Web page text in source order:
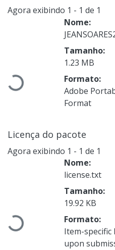
Agora exibindo 1 - 1 de 1
Carregando...
Nome:
Tamanho:
1.23 MB
Formato:
Adobe
Format
Licença do pacote
Agora exibindo 1 - 1 de 1
Carregando...
Nome:
license.txt
Tamanho:
19.92 KB
Formato:
Item-specific
upon